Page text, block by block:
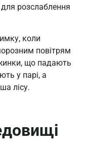
розслаблення
коли
повітрям
що падають
у парі, а
лісу.